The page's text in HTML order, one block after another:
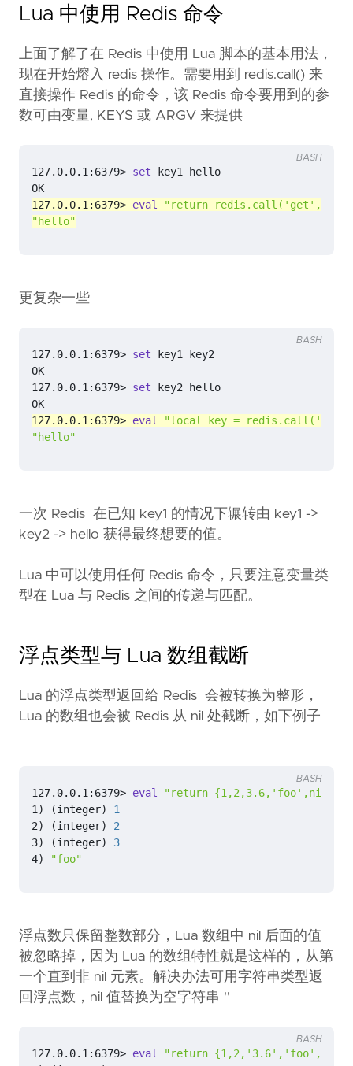
Lua 中使用 Redis 命令
上面了解了在 Redis 中使用 Lua 脚本的基本用法，
现在开始熔入 redis 操作。需要用到 redis.call() 来
直接操作 Redis 的命令，该 Redis 命令要用到的参
数可由变量, KEYS 或 ARGV 来提供
127.0.0.1:6379> set
127.0.0.1:6379> eval
"return redis.call('get',
"hello"
BASH
更复杂一些
127.0.0.1:6379> set
127.0.0.1:6379> set
127.0.0.1:6379> eval
"local key =
"hello"
BASH
一次 Redis 在已知 key1 的情况下辗转由 key1 ->
key2 -> hello 获得最终想要的值。
Lua 中可以使用任何 Redis 命令，只要注意变量类
型在 Lua 与 Redis 之间的传递与匹配。
浮点类型与 Lua 数组截断
Lua 的浮点类型返回给 Redis 会被转换为整形，
Lua 的数组也会被 Redis 从 nil 处截断，如下例子
127.0.0.1:6379> eval
"return
1) (integer)
1
2) (integer)
2
3) (integer)
3
4) "foo"
BASH
浮点数只保留整数部分，Lua 数组中 nil 后面的值
被忽略掉，因为 Lua 的数组特性就是这样的，从第
一个直到非 nil 元素。解决办法可用字符串类型返
回浮点数，nil 值替换为空字符串 ''
127.0.0.1:6379> eval
"return
BASH